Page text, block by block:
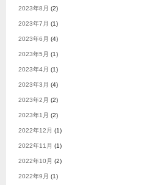
2023年8月 (2)
2023年7月 (1)
2023年6月 (4)
2023年5月 (1)
2023年4月 (1)
2023年3月 (4)
2023年2月 (2)
2023年1月 (2)
2022年12月 (1)
2022年11月 (1)
2022年10月 (2)
2022年9月 (1)